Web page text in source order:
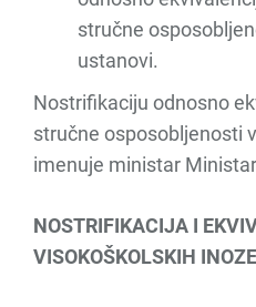
stručne
ustanovi.
Nostrifikaciju odnosno
stručne osposobljenosti
imenuje ministar
NOSTRIFIKACIJA I
VISOKOŠKOLSKIH